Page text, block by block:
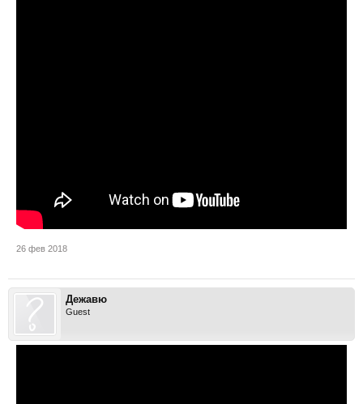
26 фев 2018
Дежавю
Guest